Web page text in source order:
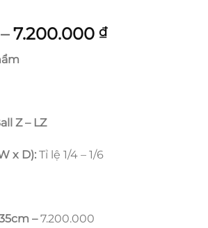
– 7.200.000 ₫Khoảng
Z – LZ
x D): Tỉ lệ 1/4 – 1/6
–7.200.000